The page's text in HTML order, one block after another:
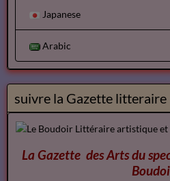
Japanese
Arabic
suivre la Gazette litteraire
La Gazette des Arts du